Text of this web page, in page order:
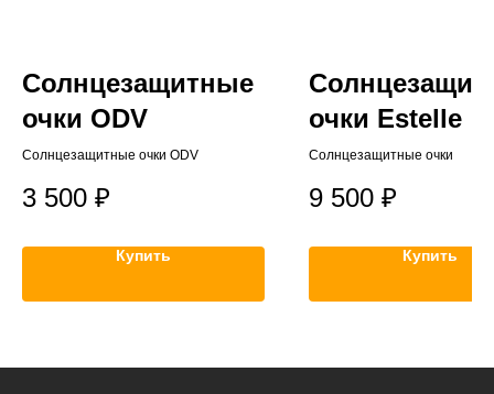
Солнцезащитные
очки ODV
Солнцезащитные очки ODV
3 500 ₽
Купить
очки Estelle
Солнцезащитные очки
9 500 ₽
Купить